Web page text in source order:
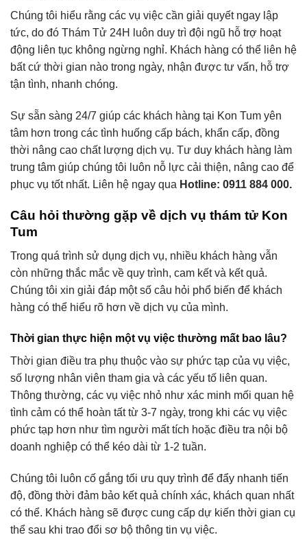
Chúng tôi hiểu rằng các vụ việc cần giải quyết ngay lập
tức, do đó Thám Tử 24H luôn duy trì đội ngũ hỗ trợ hoạt
động liên tục không ngừng nghỉ. Khách hàng có thể liên hệ
bất cứ thời gian nào trong ngày, nhận được tư vấn, hỗ trợ
tận tình, nhanh chóng.
Sự sẵn sàng 24/7 giúp các khách hàng tại Kon Tum yên
tâm hơn trong các tình huống cấp bách, khẩn cấp, đồng
thời nâng cao chất lượng dịch vụ. Tư duy khách hàng làm
trung tâm giúp chúng tôi luôn nỗ lực cải thiện, nâng cao để
phục vụ tốt nhất. Liên hệ ngay qua Hotline: 0911 884 000.
Câu hỏi thường gặp về dịch vụ thám tử Kon
Tum
Trong quá trình sử dụng dịch vụ, nhiều khách hàng vẫn
còn những thắc mắc về quy trình, cam kết và kết quả.
Chúng tôi xin giải đáp một số câu hỏi phổ biến để khách
hàng có thể hiểu rõ hơn về dịch vụ của mình.
Thời gian thực hiện một vụ việc thường mất bao lâu?
Thời gian điều tra phụ thuộc vào sự phức tạp của vụ việc,
số lượng nhân viên tham gia và các yếu tố liên quan.
Thông thường, các vụ việc nhỏ như xác minh mối quan hệ
tình cảm có thể hoàn tất từ 3-7 ngày, trong khi các vụ việc
phức tạp hơn như tìm người mất tích hoặc điều tra nội bộ
doanh nghiệp có thể kéo dài từ 1-2 tuần.
Chúng tôi luôn cố gắng tối ưu quy trình để đẩy nhanh tiến
độ, đồng thời đảm bảo kết quả chính xác, khách quan nhất
có thể. Khách hàng sẽ được cung cấp dự kiến thời gian cụ
thể sau khi trao đổi sơ bộ thông tin vụ việc.